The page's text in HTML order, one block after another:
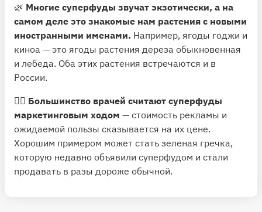
🌿 Многие суперфуды звучат экзотически, а на
самом деле это знакомые нам растения с новыми
иностранными именами. Например, ягоды годжи и
киноа — это ягоды растения дереза обыкновенная
и лебеда. Оба этих растения встречаются и в
России.
👨‍⚕️ Большинство врачей считают суперфуды
маркетинговым ходом — стоимость рекламы и
ожидаемой пользы сказывается на их цене.
Хорошим примером может стать зеленая гречка,
которую недавно объявили суперфудом и стали
продавать в разы дороже обычной.